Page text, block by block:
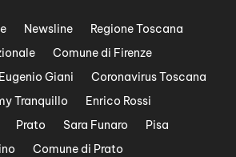
Newsline
Regione Toscana
Comune di Firenze
Eugenio Giani
Coronavirus Toscana
Tranquillo
Enrico Rossi
Prato Sara Funaro
Pisa
Comune di Prato